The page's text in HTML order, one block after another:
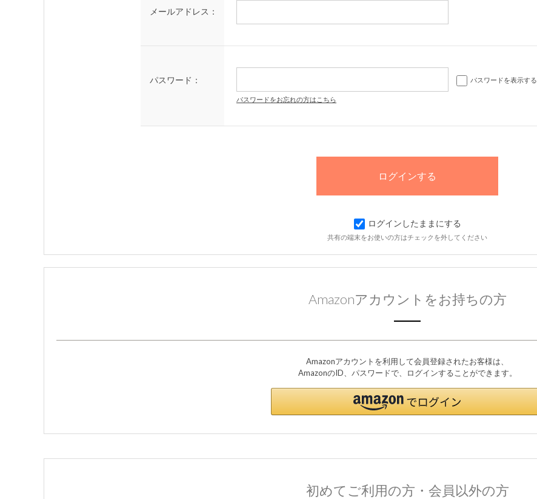
メールアドレス：
パスワード： パスワードを表示する
パスワードをお忘れの方はこちら
ログインしたままにする
共有の端末をお使いの方はチェックを外してください
Amazonアカウントをお持ちの方
Amazonアカウントを利用して会員登録されたお客様は、
AmazonのID、パスワードで、ログインすることができます。
初めてご利用の方・会員以外の方